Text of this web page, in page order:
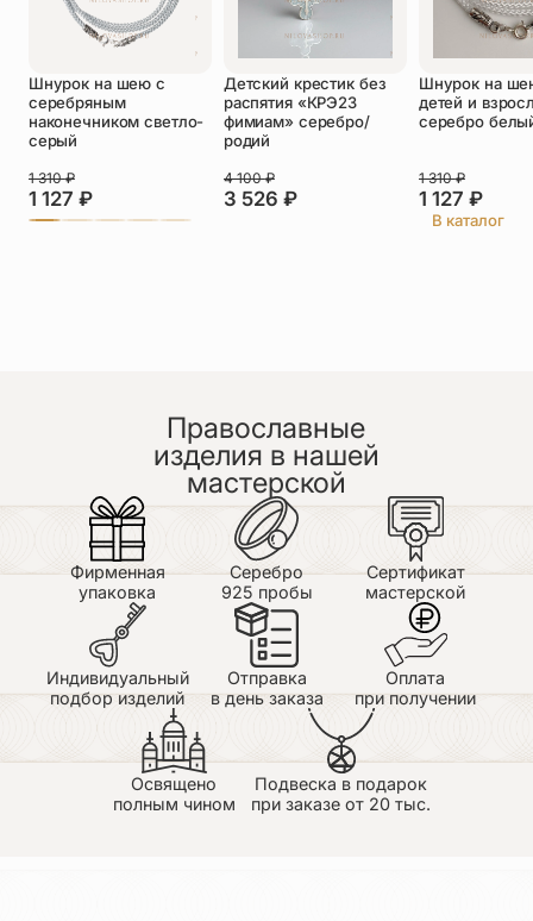
Оставить отзыв
Подтверждаю свое согласие с
политикой конфиденциальностии даю
согласие на обработку персональных
данных
Пока нет отзывов. Будьте первым!
Шнурок на шею с
серебряным
наконечником светло-
серый
1 127 ₽
1 310₽
Детский крестик без
распятия «КРЭ23
фимиам» серебро/
родий
3 526 ₽
4 100₽
Шнурок на
детей и
серебро
1 127 ₽
1 310₽
В каталог
Православные
изделия в нашей
мастерской
Фирменная
упаковка
Серебро
925 пробы
Сертификат
мастерской
Индивидуальный
подбор изделий
Отправка
в день заказа
Оплата
при получении
Освящено
полным чином
Подвеска в подарок
при заказе от 20 тыс.